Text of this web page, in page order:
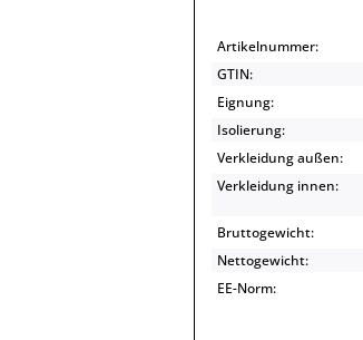
Artikelnummer:
GTIN:
Eignung:
Isolierung:
Verkleidung außen:
Verkleidung innen:
Bruttogewicht:
Nettogewicht:
EE-Norm: